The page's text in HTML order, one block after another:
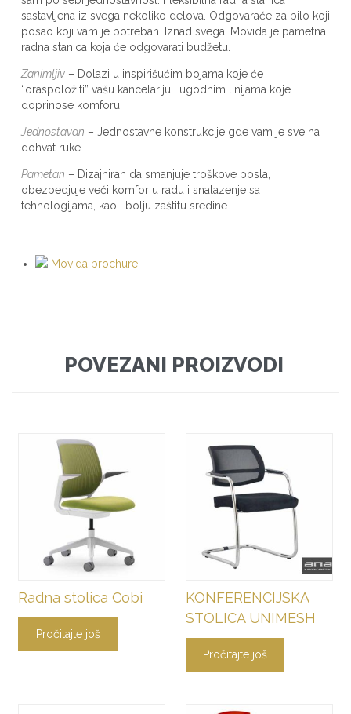
sastavljena iz svega nekoliko delova. Odgovaraće za bilo koji
posao koji vam je potreban. Iznad svega, Movida je pametna
radna stanica koja će odgovarati budžetu.
Zanimljiv – Dolazi u inspirišućim bojama koje će
“oraspoložiti” vašu kancelariju i ugodnim linijama koje
doprinose komforu.
Jednostavan – Jednostavne konstrukcije gde vam je sve na
dohvat ruke.
Pametan – Dizajniran da smanjuje troškove posla,
obezbedjuje veći komfor u radu i snalazenje sa
tehnologijama, kao i bolju zaštitu sredine.
Movida brochure
POVEZANI PROIZVODI
Radna stolica Cobi
Pročitajte još
KONFERENCIJSKA
STOLICA UNIMESH
Pročitajte još